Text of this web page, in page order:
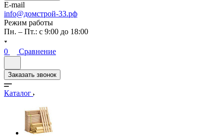
E-mail
info@домстрой-33.рф
Режим работы
Пн. – Пт.: с 9:00 до 18:00
0 Сравнение
Заказать звонок
Каталог